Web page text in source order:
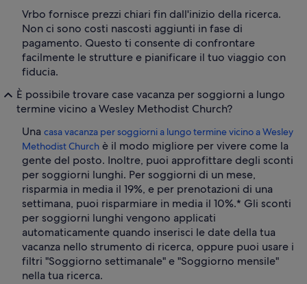
Vrbo fornisce prezzi chiari fin dall'inizio della ricerca.
Non ci sono costi nascosti aggiunti in fase di
pagamento. Questo ti consente di confrontare
facilmente le strutture e pianificare il tuo viaggio con
fiducia.
È possibile trovare case vacanza per soggiorni a lungo
termine vicino a Wesley Methodist Church?
Una casa vacanza per soggiorni a lungo termine vicino a Wesley
Methodist Church è il modo migliore per vivere come la
gente del posto. Inoltre, puoi approfittare degli sconti
per soggiorni lunghi. Per soggiorni di un mese,
risparmia in media il 19%, e per prenotazioni di una
settimana, puoi risparmiare in media il 10%.* Gli sconti
per soggiorni lunghi vengono applicati
automaticamente quando inserisci le date della tua
vacanza nello strumento di ricerca, oppure puoi usare i
filtri "Soggiorno settimanale" e "Soggiorno mensile"
nella tua ricerca.